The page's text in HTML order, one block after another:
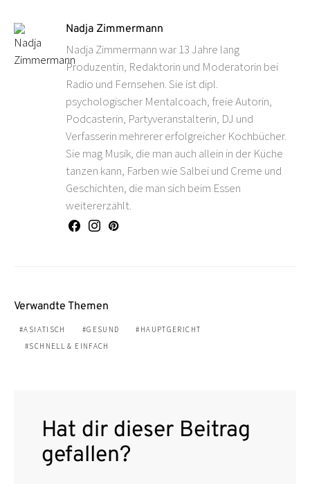
Nadja Zimmermann
Nadja Zimmermann war 13 Jahre lang
Produzentin, Redaktorin und Moderatorin bei
Radio und Fernsehen. Sie ist dipl.
psychologischer Mentalcoach, freie Autorin,
Podcasterin, Partyveranstalterin, DJ und
Verfasserin mehrerer erfolgreicher Kochbücher.
Sie mag Musik, die man auch allein in der Küche
tanzen kann, Farben wie Salbei und Creme und
Geschichten, die man sich beim Essen
weitererzählt.
Verwandte Themen
ASIATISCH GESUND
HAUPTGERICHT
SCHNELL & EINFACH
Hat dir dieser Beitrag
gefallen?